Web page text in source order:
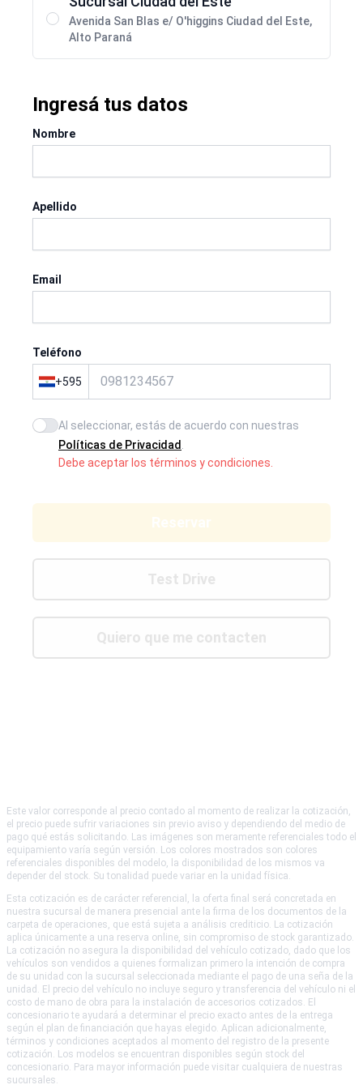
Avenida San Blas e/ O'higgins Ciudad del Este,
Alto Paraná
Ingresá tus datos
Nombre
Apellido
Email
Teléfono
+595
Agree to policies
Al seleccionar, estás de acuerdo con nuestras
Políticas de Privacidad
Debe aceptar los términos y condiciones.
Reservar
Test Drive
Quiero que me contacten
Este valor corresponde al precio contado al momento de realizar la cotización,
el precio puede sufrir variaciones sin previo aviso y dependiendo del medio de
pago qué estás solicitando. Las imágenes son meramente referenciales todo el
equipamiento varía según versión. Los colores mostrados son colores
referenciales disponibles del modelo, la disponibilidad de los mismos va
depender del stock. Su tonalidad puede variar en la unidad física.
Esta cotización es de carácter referencial, la oferta final será concretada en
nuestra sucursal de manera presencial ante la firma de los documentos de la
carpeta de operaciones, que está sujeta a análisis crediticio. La cotización
aplica únicamente a una reserva online, sin compromiso de stock garantizado.
La cotización no asegura la disponibilidad del vehículo cotizado, dado que los
vehículos son vendidos a quienes formalizan primero la intención de compra
de su unidad con la sucursal seleccionada mediante el pago de una seña de la
unidad. El precio del vehículo no incluye seguro y transferencia del vehículo ni el
costo de mano de obra para la instalación de accesorios cotizados. El
concesionario te ayudará a determinar el precio exacto antes de la entrega
según el plan de financiación que hayas elegido. Aplican adicionalmente,
términos y condiciones aceptados al momento del registro de la presente
cotización. Los modelos se encuentran disponibles según stock del
concesionario. Para mayor información puede visitar cualquiera de nuestras
sucursales.